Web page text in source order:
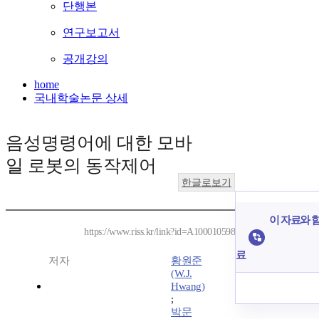
단행본
연구보고서
공개강의
home
국내학술논문 상세
음성명령어에 대한 모바
일 로봇의 동작제어
한글로보기
https://www.riss.kr/link?id=A100010598
저자
황원준
(W.J.
Hwang)
;
박문
이 자료와
료